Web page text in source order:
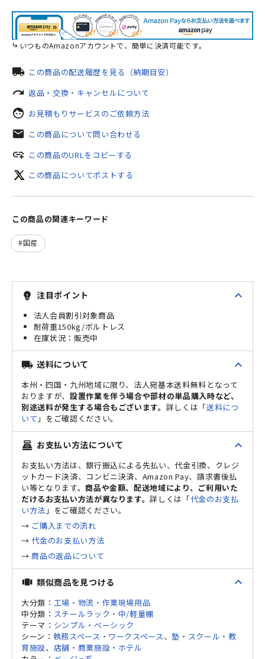
いつものAmazonアカウントで、簡単に決済可能です。
local_shipping この商品の配送履歴を見る（納期目安）
redo 返品・交換・キャンセルについて
face お見積もりサービスのご依頼方法
mail この商品について問い合わせる
add_link この商品のURLをコピーする
この商品についてポストする
この商品の関連キーワード
国産
emoji_objects 注目ポイント expand_less
法人会員割引対象商品
耐荷重150kg/ボルトレス
販売中
local_shipping 送料について expand_less
本州・四国・九州地域に限り、法人宛基本送料無料となって
おりますが、 設置作業を伴う場合や部材の単品購入時など、
別途送料が発生する場合もございます。 詳しくは「送料につ
いて 」をご確認ください。
point_of_sale お支払い方法について expand_less
お支払い方法は、銀行振込による先払い、代金引換、クレジ
ットカード決済、コンビニ決済、Amazon Pay、請求書後払
い等となります。商品や金額、配送地域により、ご利用いた
だけるお支払い方法が異なります。詳しくは「代金のお支払
い方法 」をご確認ください。
→ ご購入までの流れ
→代金のお支払い方法
→ 商品の返品について
view_carousel 類似商品を見つける expand_less
大分類： 工場・物流・作業現場用品
中分類： スチールラック・中/軽量棚
テーマ： シンプル・ベーシック
シーン： 執務スペース・ワークスペース 、塾・スクール・教
育施設、 店舗・商業施設・ホテル